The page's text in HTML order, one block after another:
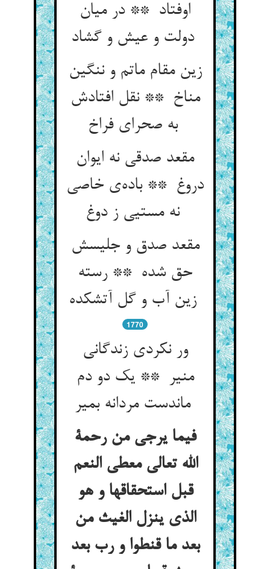
اوفتاد ** در میان
دولت و عیش و گشاد
زین مقام ماتم و ننگین
مناخ ** نقل افتادش
به صحرای فراخ
مقعد صدقی نه ایوان
دروغ ** باده‌ی خاصی
نه مستیی ز دوغ
مقعد صدق و جلیسش
حق شده ** رسته
1770
ور نکردی زندگانی
منیر ** یک دو دم
ماندست مردانه بمیر
فیما یرجی من رحمة
الله تعالی معطی النعم
قبل استحقاقها و هو
الذی ینزل الغیث من
بعد ما قنطوا و رب بعد